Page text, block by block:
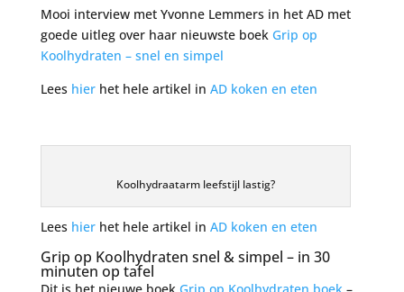
Mooi interview met Yvonne Lemmers in het AD met
goede uitleg over haar nieuwste boek Grip op
Koolhydraten – snel en simpel
Lees hierhet hele artikel in AD koken en eten
Koolhydraatarm leefstijl lastig?
Lees hierhet hele artikel in AD koken en eten
Grip op Koolhydraten snel & simpel – in 30
minuten op tafel